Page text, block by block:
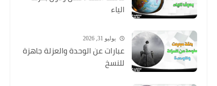
الياء
يوليو 31, 2026
عبارات عن الوحدة والعزلة جاهزة
للنسخ